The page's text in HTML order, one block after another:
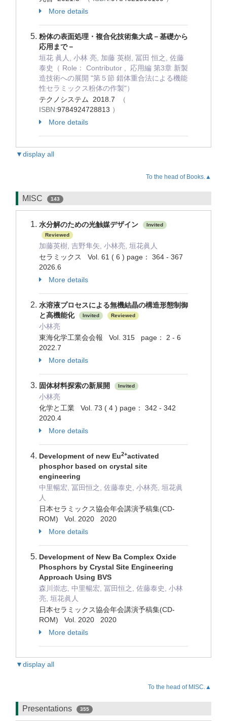
More details
粉体の表面処理・複合化技術集大成－基礎から
応用まで－
垣花 眞人, 小林 亮, 加藤 英樹, 冨田 恒之, 佐藤
泰史（ Role： Contributor , 応用編 第3章 新製
造技術への展開 "第５節 錯体重合法による機能
性セラミックス粉体の作製"）
テクノシステム 2018.7
（
ISBN:9784924728813 ）
More details
▼display all
To the head of Books.▲
MISC 143
水分解のための光触媒デザイン
Invited
Reviewed
加藤英樹, 吉野隼矢, 小林亮, 垣花眞人
セラミックス Vol. 61 ( 6 ) page： 364 - 367
2026.6
More details
水溶液プロセスによる無機結晶の構造形態制御
と高機能化
Invited Reviewed
小林亮
東海化学工業会会報 Vol. 315 page： 2 - 6
2022.7
More details
固体材料探索の新展開 Invited
小林亮
化学と工業 Vol. 73 ( 4 ) page： 342 - 342
2020.4
More details
Development of new Eu2+activated
phosphor based on crystal site
engineering
中里暢宏, 冨田恒之, 佐藤泰史, 小林亮, 垣花眞
人
日本セラミックス協会年会講演予稿集(CD-
ROM) Vol. 2020 2020
More details
Development of New Ba Complex Oxide
Phosphors by Crystal Site Engineering
Approach Using BVS
森川崇志, 中里暢宏, 冨田恒之, 佐藤泰史, 小林
亮, 垣花眞人
日本セラミックス協会年会講演予稿集(CD-
ROM) Vol. 2020 2020
More details
▼display all
To the head of MISC.▲
Presentations 355